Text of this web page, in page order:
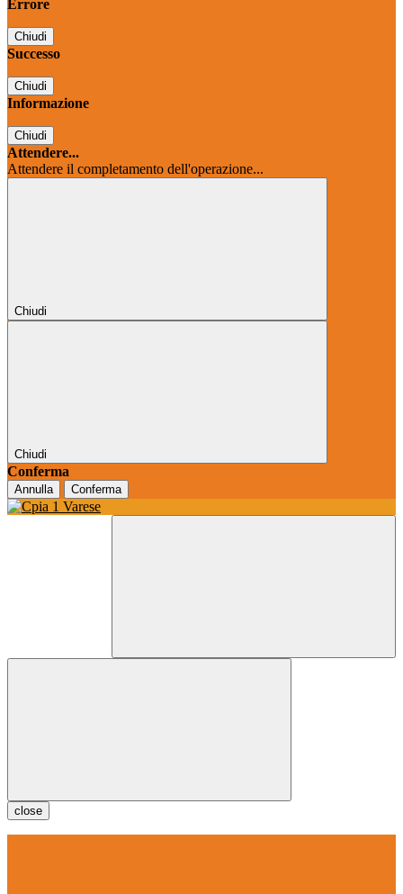
Errore
Chiudi
Successo
Chiudi
Informazione
Chiudi
Attendere...
Attendere il completamento dell'operazione...
Chiudi
Chiudi
Conferma
Annulla Conferma
close